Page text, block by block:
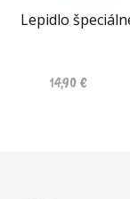
Lepidlo
14,90€